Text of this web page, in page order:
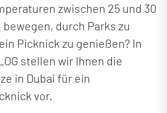
zwischen 25 und 30
bewegen, durch Parks zu
Picknick zu genießen? In
stellen wir Ihnen die
in Dubai für ein
vor.